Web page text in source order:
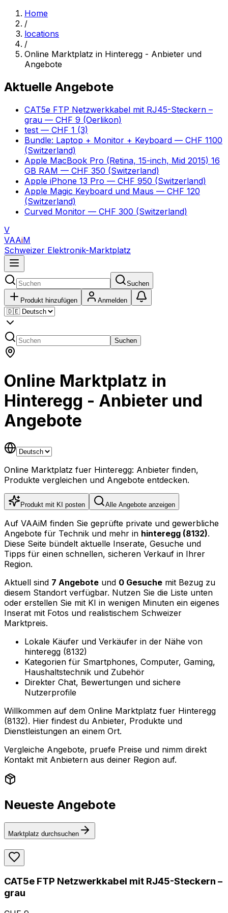
Home
/
locations
/
Online Marktplatz in Hinteregg - Anbieter und
Angebote
Aktuelle Angebote
CAT5e FTP Netzwerkkabel mit RJ45-Steckern –
grau — CHF 9 (Oerlikon)
test — CHF 1 (3)
Bundle: Laptop + Monitor + Keyboard — CHF 1100
(Switzerland)
Apple MacBook Pro (Retina, 15-inch, Mid 2015) 16
GB RAM — CHF 350 (Switzerland)
Apple iPhone 13 Pro — CHF 950 (Switzerland)
Apple Magic Keyboard und Maus — CHF 120
(Switzerland)
Curved Monitor — CHF 300 (Switzerland)
V
VAAiM
Schweizer Elektronik-Marktplatz
Suchen
Produkt hinzufügen Anmelden
Suchen
Online Marktplatz in
Hinteregg - Anbieter und
Angebote
Online Marktplatz fuer Hinteregg: Anbieter finden,
Produkte vergleichen und Angebote entdecken.
Produkt mit KI posten Alle Angebote anzeigen
Auf VAAiM finden Sie geprüfte private und gewerbliche
Angebote für Technik und mehr in hinteregg (8132).
Diese Seite bündelt aktuelle Inserate, Gesuche und
Tipps für einen schnellen, sicheren Verkauf in Ihrer
Region.
Aktuell sind 7 Angebote und 0 Gesuche mit Bezug zu
diesem Standort verfügbar. Nutzen Sie die Liste unten
oder erstellen Sie mit KI in wenigen Minuten ein eigenes
Inserat mit Fotos und realistischem Schweizer
Marktpreis.
Lokale Käufer und Verkäufer in der Nähe von
hinteregg (8132)
Kategorien für Smartphones, Computer, Gaming,
Haushaltstechnik und Zubehör
Direkter Chat, Bewertungen und sichere
Nutzerprofile
Willkommen auf dem Online Marktplatz fuer Hinteregg
(8132). Hier findest du Anbieter, Produkte und
Dienstleistungen an einem Ort.
Vergleiche Angebote, pruefe Preise und nimm direkt
Kontakt mit Anbietern aus deiner Region auf.
Neueste Angebote
Marktplatz durchsuchen
CAT5e FTP Netzwerkkabel mit RJ45-Steckern –
grau